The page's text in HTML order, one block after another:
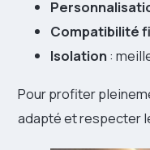
Compatibilité
Isolation :
Pour profiter
adapté et respecter